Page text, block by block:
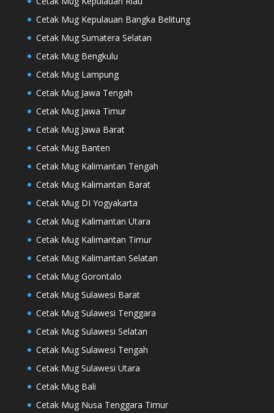
Cetak Mug Kepulauan Bangka Belitung
Cetak Mug Sumatera Selatan
Cetak Mug Bengkulu
Cetak Mug Lampung
Cetak Mug Jawa Tengah
Cetak Mug Jawa Timur
Cetak Mug Jawa Barat
Cetak Mug Banten
Cetak Mug Kalimantan Tengah
Cetak Mug Kalimantan Barat
Cetak Mug DI Yogyakarta
Cetak Mug Kalimantan Utara
Cetak Mug Kalimantan Timur
Cetak Mug Kalimantan Selatan
Cetak Mug Gorontalo
Cetak Mug Sulawesi Barat
Cetak Mug Sulawesi Tenggara
Cetak Mug Sulawesi Selatan
Cetak Mug Sulawesi Tengah
Cetak Mug Sulawesi Utara
Cetak Mug Bali
Cetak Mug Nusa Tenggara Timur